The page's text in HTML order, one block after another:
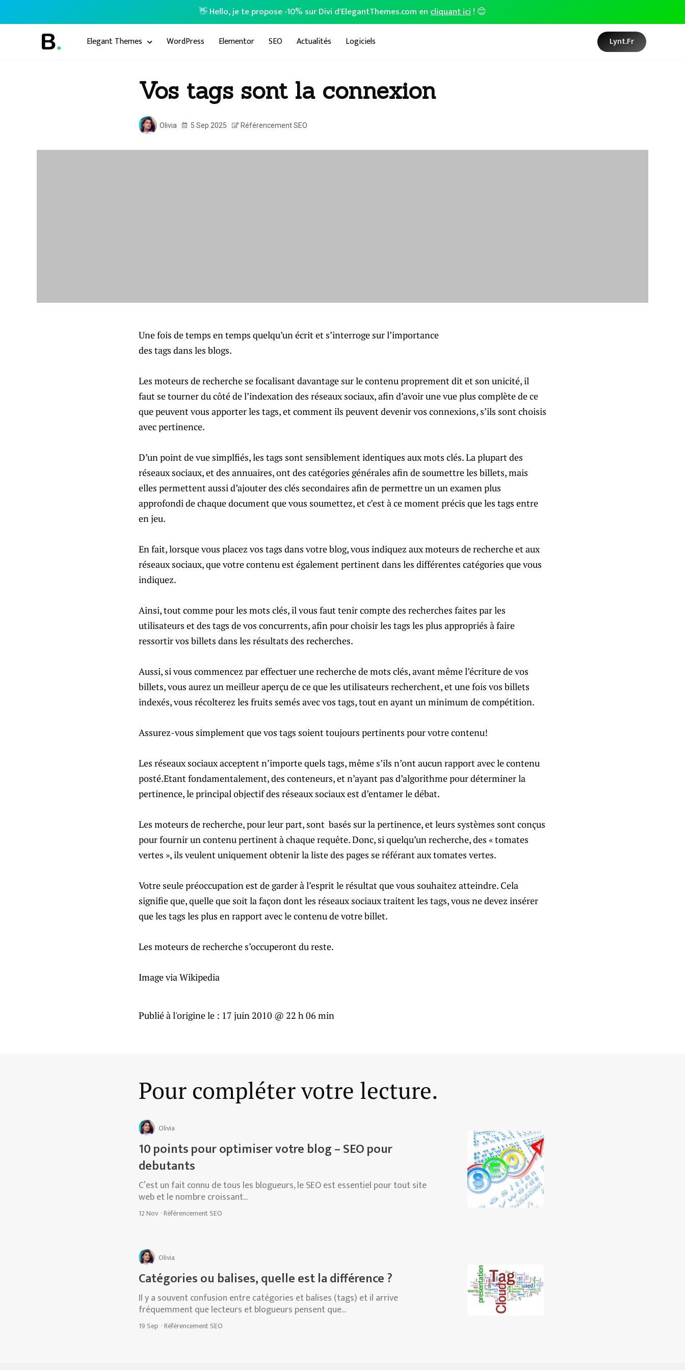
👋 Hello, je te propose -10% sur Divi d'ElegantThemes.com encliquant ici! 😊
Elegant Themes WordPress Elementor SEO Actualités Logiciels Lynt.fr
Vos tags sont la connexion
Olivia 5 Sep 2025 Référencement SEO
Une fois de temps en temps quelqu’un écrit et s’interroge sur l’importance
des tags dans les blogs.
Les moteurs de recherche se focalisant davantage sur le contenu proprement dit et son unicité, il
faut se tourner du côté de l’indexation des réseaux sociaux, afin d’avoir une vue plus complète de ce
que peuvent vous apporter les tags, et comment ils peuvent devenir vos connexions, s’ils sont choisis
avec pertinence.
D’un point de vue simplfiés, les tags sont sensiblement identiques aux mots clés. La plupart des
réseaux sociaux, et des annuaires, ont des catégories générales afin de soumettre les billets, mais
elles permettent aussi d’ajouter des clés secondaires afin de permettre un un examen plus
approfondi de chaque document que vous soumettez, et c’est à ce moment précis que les tags entre
en jeu.
En fait, lorsque vous placez vos tags dans votre blog, vous indiquez aux moteurs de recherche et aux
réseaux sociaux, que votre contenu est également pertinent dans les différentes catégories que vous
indiquez.
Ainsi, tout comme pour les mots clés, il vous faut tenir compte des recherches faites par les
utilisateurs et des tags de vos concurrents, afin pour choisir les tags les plus appropriés à faire
ressortir vos billets dans les résultats des recherches.
Aussi, si vous commencez par effectuer une recherche de mots clés, avant même l’écriture de vos
billets, vous aurez un meilleur aperçu de ce que les utilisateurs recherchent, et une fois vos billets
indexés, vous récolterez les fruits semés avec vos tags, tout en ayant un minimum de compétition.
Assurez-vous simplement que vos tags soient toujours pertinents pour votre contenu!
Les réseaux sociaux acceptent n’importe quels tags, même s’ils n’ont aucun rapport avec le contenu
posté.Etant fondamentalement, des conteneurs, et n’ayant pas d’algorithme pour déterminer la
pertinence, le principal objectif des réseaux sociaux est d’entamer le débat.
Les moteurs de recherche, pour leur part, sont basés sur la pertinence, et leurs systèmes sont conçus
pour fournir un contenu pertinent à chaque requête. Donc, si quelqu’un recherche, des « tomates
vertes », ils veulent uniquement obtenir la liste des pages se référant aux tomates vertes.
Votre seule préoccupation est de garder à l’esprit le résultat que vous souhaitez atteindre. Cela
signifie que, quelle que soit la façon dont les réseaux sociaux traitent les tags, vous ne devez insérer
que les tags les plus en rapport avec le contenu de votre billet.
Les moteurs de recherche s’occuperont du reste.
Image via Wikipedia
Publié à l'origine le : 17 juin 2010 @ 22 h 06 min
Pour compléter votre lecture.
Olivia
10 points pour optimiser votre blog – SEO pour
debutants
C’est un fait connu de tous les blogueurs, le SEO est essentiel pour tout site
web et le nombre croissant...
12 Nov ·Référencement SEO
Olivia
Catégories ou balises, quelle est la différence ?
Il y a souvent confusion entre catégories et balises (tags) et il arrive
fréquemment que lecteurs et blogueurs pensent que...
19 Sep ·Référencement SEO